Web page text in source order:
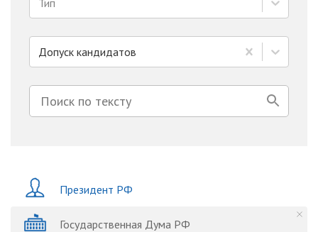
Тип
Допуск кандидатов
Президент РФ
Государственная Дума РФ